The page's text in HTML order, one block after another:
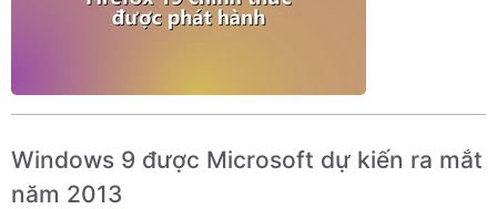
Windows 9 được Microsoft dự kiến ra mắt
năm 2013